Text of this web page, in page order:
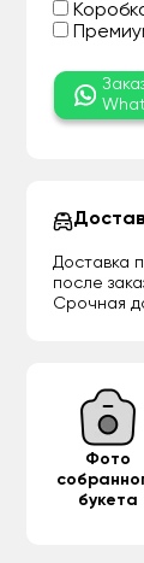
Доставка
после
Срочная
Фото
букета